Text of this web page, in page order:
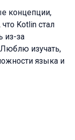
концепции,
Kotlin стал
из-за
Люблю изучать,
языка и